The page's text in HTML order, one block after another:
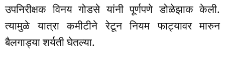
उपनिरीक्षक विनय गोडसे यांनी पूर्णपणे डोळेझाक केली.
त्यामुळे यात्रा कमीटीने रेटून नियम फाट्यावर मारुन
बैलगाड्या शर्यती घेतल्या.